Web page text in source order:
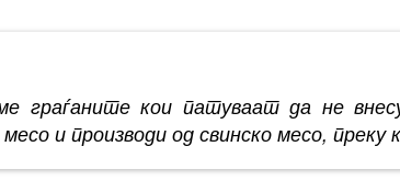
граѓаните кои патуваат да не
месо и производи од свинско месо,